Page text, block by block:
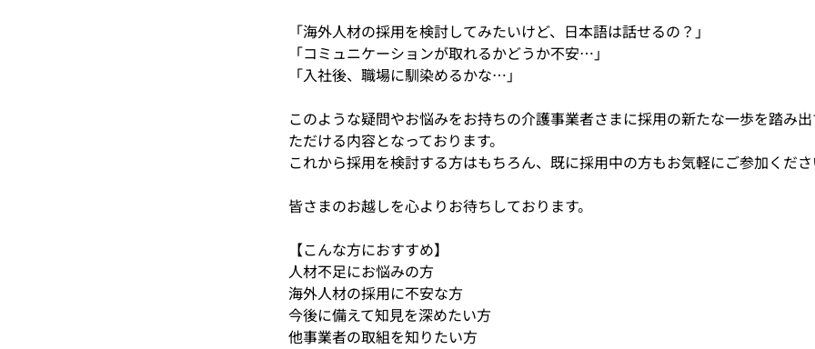
「海外人材の採用を検討してみたいけど、日本語は話せるの？」
「コミュニケーションが取れるかどうか不安…」
「入社後、職場に馴染めるかな…」
このような疑問やお悩みをお持ちの介護事業者さまに採用の新たな一歩を踏み
ただける内容となっております。
これから採用を検討する方はもちろん、既に採用中の方もお気軽にご参加くださ
皆さまのお越しを心よりお待ちしております。
【こんな方におすすめ】
人材不足にお悩みの方
海外人材の採用に不安な方
今後に備えて知見を深めたい方
他事業者の取組を知りたい方